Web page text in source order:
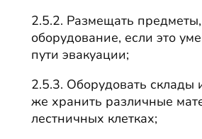
2.5.2. Размещать
оборудование, если это
пути эвакуации;
2.5.3. Оборудовать склады
же хранить различные
лестничных клетках;